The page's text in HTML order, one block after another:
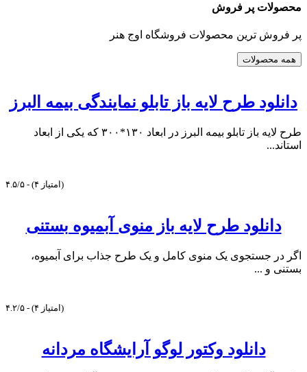
محصولات پر فروش
پر فروش ترین محصولات فروشگاه اوج هنر
همه محصولات
دانلود طرح لایه باز تابلو نمایندگی بیمه البرز
طرح لایه باز تابلو بیمه البرز در ابعاد ۱۳۰*۳۰۰ که یکی از ابعاد
استاند...
۴.۵/۵ - (۴ امتیاز)
دانلود طرح لایه باز منوی آبمیوه بستنی
اگر در جستجوی یک منوی کامل و یک طرح جذاب برای آبمیوه،
بستنی و ...
۴.۲/۵ - (۴ امتیاز)
دانلود وکتور لوگو آرایشگاه مردانه